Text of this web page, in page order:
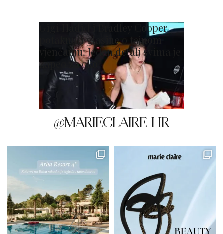
Gigi Hadid i Bradley Cooper
potaknuli glasine o tajnom
vjenčanju: Jedan detalj svima je
zapeo za oko
@MARIECLAIRE_HR